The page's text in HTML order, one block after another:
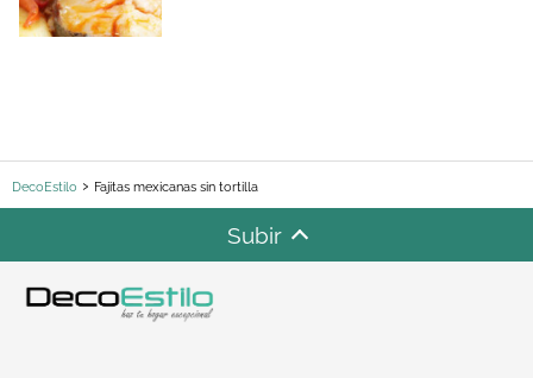
DecoEstilo Fajitas mexicanas sin tortilla
Subir